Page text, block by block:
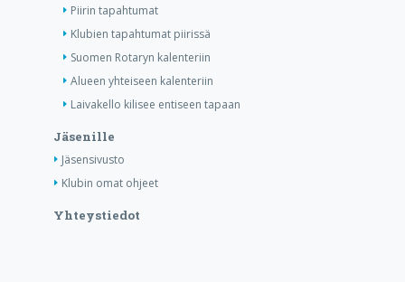
Piirin tapahtumat
Klubien tapahtumat piirissä
Suomen Rotaryn kalenteriin
Alueen yhteiseen kalenteriin
Laivakello kilisee entiseen tapaan
Jäsenille
Jäsensivusto
Klubin omat ohjeet
Yhteystiedot